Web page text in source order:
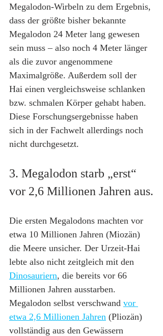
Megalodon-Wirbeln zu dem Ergebnis,
dass der größte bisher bekannte
Megalodon 24 Meter lang gewesen
sein muss – also noch 4 Meter länger
als die zuvor angenommene
Maximalgröße. Außerdem soll der
Hai einen vergleichsweise schlanken
bzw. schmalen Körper gehabt haben.
Diese Forschungsergebnisse haben
sich in der Fachwelt allerdings noch
nicht durchgesetzt.
3. Megalodon starb „erst“
vor 2,6 Millionen Jahren aus.
Die ersten Megalodons machten vor
etwa 10 Millionen Jahren (Miozän)
die Meere unsicher. Der Urzeit-Hai
lebte also nicht zeitgleich mit den
Dinosauriern, die bereits vor 66
Millionen Jahren ausstarben.
Megalodon selbst verschwand vor
etwa 2,6 Millionen Jahren (Pliozän)
vollständig aus den Gewässern